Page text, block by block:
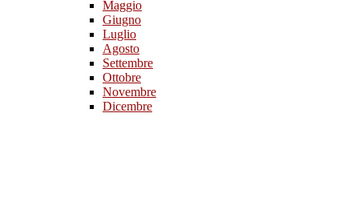
Maggio
Giugno
Luglio
Agosto
Settembre
Ottobre
Novembre
Dicembre